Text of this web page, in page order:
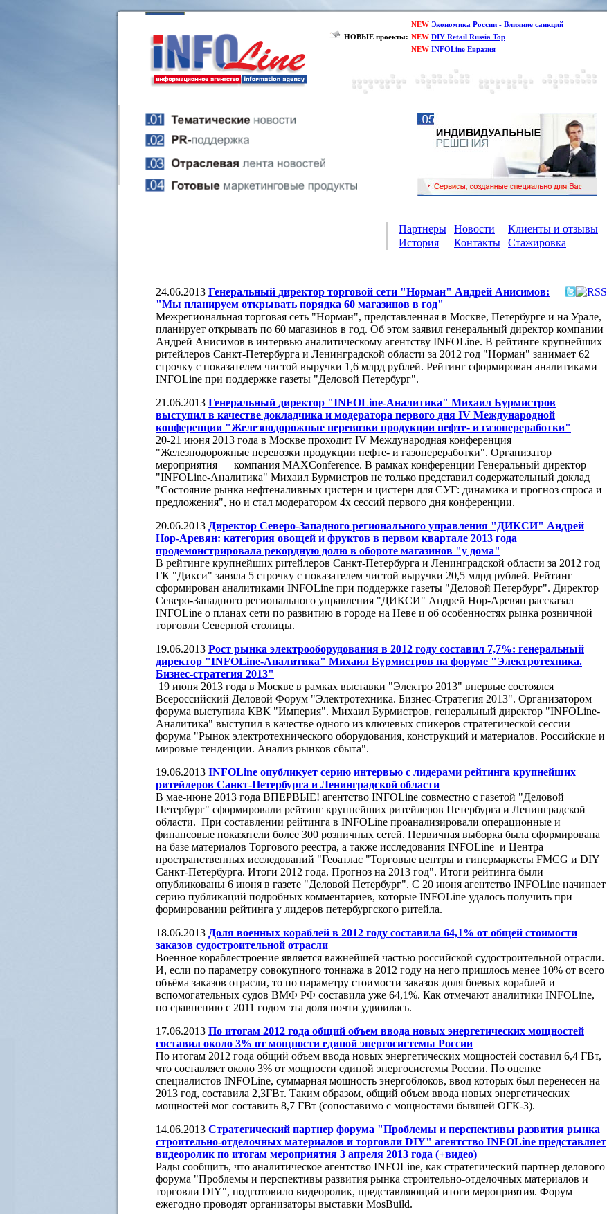
НОВЫЕ проекты:
NEW Экономика России - Влияние санкций
NEW DIY Retail Russia Top
NEW INFOLine Евразия
Партнеры Новости
Клиенты и отзывы
История
Контакты Стажировка
24.06.2013 Генеральный директор торговой сети "Норман" Андрей Анисимов:
"Мы планируем открывать порядка 60 магазинов в год"
Межрегиональная торговая сеть "Норман", представленная в Москве, Петербурге и на Урале,
планирует открывать по 60 магазинов в год. Об этом заявил генеральный директор компании
Андрей Анисимов в интервью аналитическому агентству INFOLine. В рейтинге крупнейших
ритейлеров Санкт-Петербурга и Ленинградской области за 2012 год "Норман" занимает 62
строчку с показателем чистой выручки 1,6 млрд рублей. Рейтинг сформирован аналитиками
INFOLine при поддержке газеты "Деловой Петербург".
21.06.2013 Генеральный директор "INFOLine-Аналитика" Михаил Бурмистров
выступил в качестве докладчика и модератора первого дня IV Международной
конференции "Железнодорожные перевозки продукции нефте- и газопереработки"
20-21 июня 2013 года в Москве проходит IV Международная конференция
"Железнодорожные перевозки продукции нефте- и газопереработки". Организатор
мероприятия — компания MAXConference. В рамках конференции Генеральный директор
"INFOLine-Аналитика" Михаил Бурмистров не только представил содержательный доклад
"Состояние рынка нефтеналивных цистерн и цистерн для СУГ: динамика и прогноз спроса и
предложения", но и стал модератором 4х сессий первого дня конференции.
20.06.2013 Директор Северо-Западного регионального управления "ДИКСИ" Андрей
Нор-Аревян: категория овощей и фруктов в первом квартале 2013 года
продемонстрировала рекордную долю в обороте магазинов "у дома"
В рейтинге крупнейших ритейлеров Санкт-Петербурга и Ленинградской области за 2012 год
ГК "Дикси" заняла 5 строчку с показателем чистой выручки 20,5 млрд рублей. Рейтинг
сформирован аналитиками INFOLine при поддержке газеты "Деловой Петербург". Директор
Северо-Западного регионального управления "ДИКСИ" Андрей Нор-Аревян рассказал
INFOLine о планах сети по развитию в городе на Неве и об особенностях рынка розничной
торговли Северной столицы.
19.06.2013 Рост рынка электрооборудования в 2012 году составил 7,7%: генеральный
директор "INFOLine-Аналитика" Михаил Бурмистров на форуме "Электротехника.
Бизнес-стратегия 2013"
19 июня 2013 года в Москве в рамках выставки "Электро 2013" впервые состоялся
Всероссийский Деловой Форум "Электротехника. Бизнес-Стратегия 2013". Организатором
форума выступила КВК "Империя". Михаил Бурмистров, генеральный директор "INFOLine-
Аналитика" выступил в качестве одного из ключевых спикеров стратегической сессии
форума "Рынок электротехнического оборудования, конструкций и материалов. Российские и
мировые тенденции. Анализ рынков сбыта".
19.06.2013 INFOLine опубликует серию интервью с лидерами рейтинга крупнейших
ритейлеров Санкт-Петербурга и Ленинградской области
В мае-июне 2013 года ВПЕРВЫЕ! агентство INFOLine совместно с газетой "Деловой
Петербург" сформировали рейтинг крупнейших ритейлеров Петербурга и Ленинградской
области. При составлении рейтинга в INFOLine проанализировали операционные и
финансовые показатели более 300 розничных сетей. Первичная выборка была сформирована
на базе материалов Торгового реестра, а также исследования INFOLine и Центра
пространственных исследований "Геоатлас "Торговые центры и гипермаркеты FMCG и DIY
Санкт-Петербурга. Итоги 2012 года. Прогноз на 2013 год". Итоги рейтинга были
опубликованы 6 июня в газете "Деловой Петербург". С 20 июня агентство INFOLine начинает
серию публикаций подробных комментариев, которые INFOLine удалось получить при
формировании рейтинга у лидеров петербургского ритейла.
18.06.2013 Доля военных кораблей в 2012 году составила 64,1% от общей стоимости
заказов судостроительной отрасли
Военное кораблестроение является важнейшей частью российской судостроительной отрасли.
И, если по параметру совокупного тоннажа в 2012 году на него пришлось менее 10% от всего
объёма заказов отрасли, то по параметру стоимости заказов доля боевых кораблей и
вспомогательных судов ВМФ РФ составила уже 64,1%. Как отмечают аналитики INFOLine,
по сравнению с 2011 годом эта доля почти удвоилась.
17.06.2013 По итогам 2012 года общий объем ввода новых энергетических мощностей
составил около 3% от мощности единой энергосистемы России
По итогам 2012 года общий объем ввода новых энергетических мощностей составил 6,4 ГВт,
что составляет около 3% от мощности единой энергосистемы России. По оценке
специалистов INFOLine, суммарная мощность энергоблоков, ввод которых был перенесен на
2013 год, составила 2,3ГВт. Таким образом, общий объем ввода новых энергетических
мощностей мог составить 8,7 ГВт (сопоставимо с мощностями бывшей ОГК-3).
14.06.2013 Стратегический партнер форума "Проблемы и перспективы развития рынка
строительно-отделочных материалов и торговли DIY" агентство INFOLine представляет
видеоролик по итогам мероприятия 3 апреля 2013 года (+видео)
Рады сообщить, что аналитическое агентство INFOLine, как стратегический партнер делового
форума "Проблемы и перспективы развития рынка строительно-отделочных материалов и
торговли DIY", подготовило видеоролик, представляющий итоги мероприятия. Форум
ежегодно проводят организаторы выставки MosBuild.